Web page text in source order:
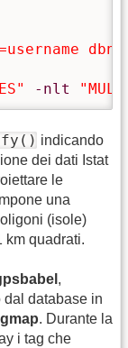
-nlt
indicando
dei dati Istat
le
una
(isole)
km quadrati.
,
dal database in
. Durante la
i tag che